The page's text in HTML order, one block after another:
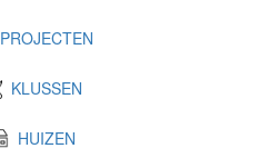
PROJECTEN
KLUSSEN
HUIZEN